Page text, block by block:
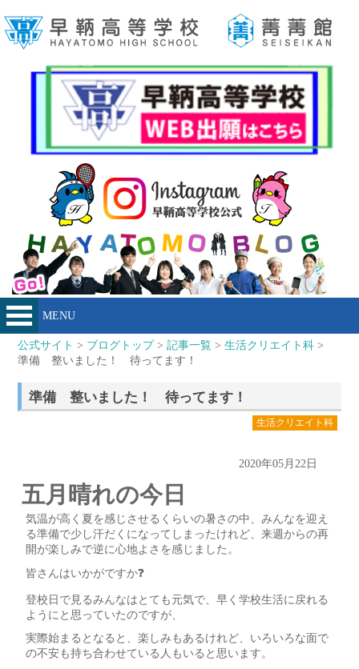
MENU
公式サイト > ブログトップ>記事一覧 >生活クリエイト科 >
準備 整いました！ 待ってます！
準備 整いました！ 待ってます！
生活クリエイト科
2020年05月22日
五月晴れの今日
気温が高く夏を感じさせるくらいの暑さの中、みんなを迎え
る準備で少し汗だくになってしまったけれど、来週からの再
開が楽しみで逆に心地よさを感じました。
皆さんはいかがですか❓
登校日で見るみんなはとても元気で、早く学校生活に戻れる
ようにと思っていたのですが、
実際始まるとなると、楽しみもあるけれど、いろいろな面で
の不安も持ち合わせている人もいると思います。